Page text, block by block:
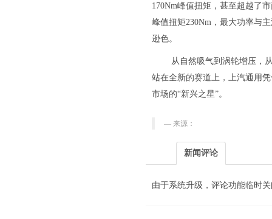
170Nm峰值扭矩，甚至超越了
峰值扭矩230Nm，最大功率与
逊色。
从自然吸气到涡轮增压，
站在全新的赛道上，上汽通用
市场的“新兴之星”。
来源：
新闻评论
由于系统升级，评论功能临时